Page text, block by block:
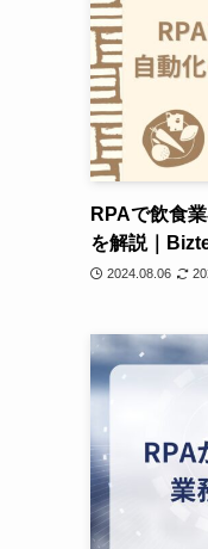
RPAで飲食
を解説｜
2024.08.06